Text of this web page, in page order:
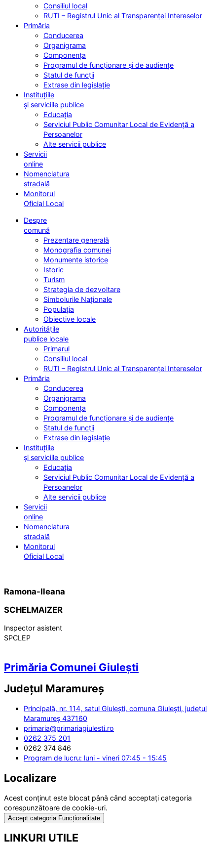
Consiliul local
RUTI – Registrul Unic al Transparenței Intereselor
Primăria
Conducerea
Organigrama
Componența
Programul de funcționare și de audiențe
Statul de funcții
Extrase din legislație
Instituțiile
și serviciile publice
Educația
Serviciul Public Comunitar Local de Evidență a
Persoanelor
Alte servicii publice
Servicii
online
Nomenclatura
stradală
Monitorul
Oficial Local
Despre
comună
Prezentare generală
Monografia comunei
Monumente istorice
Istoric
Turism
Strategia de dezvoltare
Simbolurile Naționale
Populația
Obiective locale
Autoritățile
publice locale
Primarul
Consiliul local
RUTI – Registrul Unic al Transparenței Intereselor
Primăria
Conducerea
Organigrama
Componența
Programul de funcționare și de audiențe
Statul de funcții
Extrase din legislație
Instituțiile
și serviciile publice
Educația
Serviciul Public Comunitar Local de Evidență a
Persoanelor
Alte servicii publice
Servicii
online
Nomenclatura
stradală
Monitorul
Oficial Local
Ramona-Ileana
SCHELMAIZER
Inspector asistent
SPCLEP
Primăria Comunei Giulești
Județul Maramureș
Principală, nr. 114, satul Giulești, comuna Giulești, județul
Maramureș 437160
primaria@primariagiulesti.ro
0262 375 201
0262 374 846
Program de lucru: luni - vineri 07:45 - 15:45
Localizare
Acest conținut este blocat până când acceptați categoria
corespunzătoare de cookie-uri.
Accept categoria Funcționalitate
LINKURI UTILE